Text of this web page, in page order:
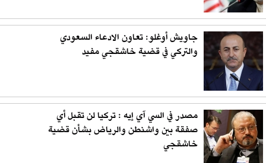
جاويش أوغلو: تعاون الادعاء السعودي
والتركي في قضية خاشقجي مفيد
مصدر في السي آي إيه : تركيا لن تقبل أي
صفقة بين واشنطن والرياض بشأن قضية
خاشقجي